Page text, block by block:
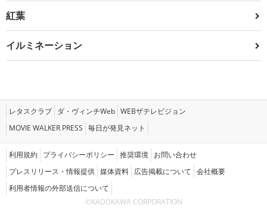
紅葉
イルミネーション
レタスクラブ ダ・ヴィンチWeb WEBザテレビジョン
MOVIE WALKER PRESS 毎日が発見ネット
利用規約 プライバシーポリシー 推奨環境 お問い合わせ
プレスリリース・情報提供 媒体資料 広告掲載について 会社概要
利用者情報の外部送信について
©KADOKAWA CORPORATION